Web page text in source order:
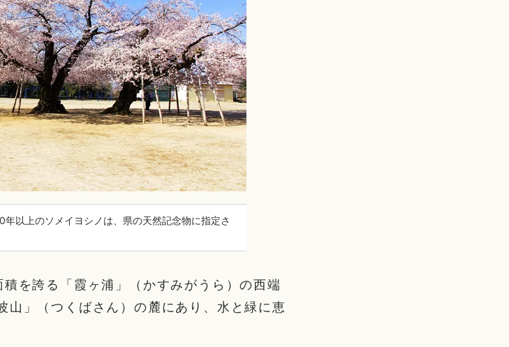
以上のソメイヨシノは、県の天然記念物に指定さ
を誇る「霞ヶ浦」（かすみがうら）の西端
山」（つくばさん）の麓にあり、水と緑に恵